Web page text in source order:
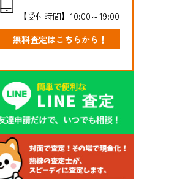
【受付時間】10:00～19:00
無料査定はこちらから！